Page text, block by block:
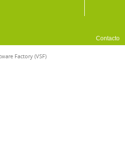
Contacto
Factory (VSF)